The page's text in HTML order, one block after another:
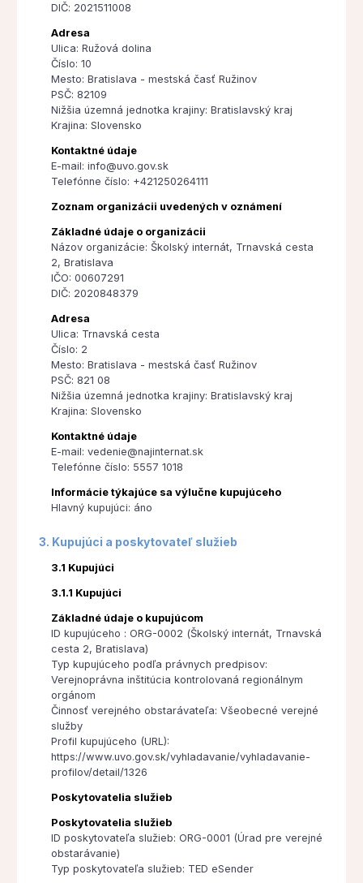
DIČ: 2021511008
Adresa
Ulica: Ružová dolina
Číslo: 10
Mesto: Bratislava - mestská časť Ružinov
PSČ: 82109
Nižšia územná jednotka krajiny: Bratislavský kraj
Krajina: Slovensko
Kontaktné údaje
E-mail: info@uvo.gov.sk
Telefónne číslo: +421250264111
Zoznam organizácii uvedených v oznámení
Základné údaje o organizácii
Názov organizácie: Školský internát, Trnavská cesta
2, Bratislava
IČO: 00607291
DIČ: 2020848379
Adresa
Ulica: Trnavská cesta
Číslo: 2
Mesto: Bratislava - mestská časť Ružinov
PSČ: 821 08
Nižšia územná jednotka krajiny: Bratislavský kraj
Krajina: Slovensko
Kontaktné údaje
E-mail: vedenie@najinternat.sk
Telefónne číslo: 5557 1018
Informácie týkajúce sa výlučne kupujúceho
Hlavný kupujúci: áno
3. Kupujúci a poskytovateľ služieb
3.1 Kupujúci
3.1.1 Kupujúci
Základné údaje o kupujúcom
ID kupujúceho : ORG-0002 (Školský internát, Trnavská
cesta 2, Bratislava)
Typ kupujúceho podľa právnych predpisov:
Verejnoprávna inštitúcia kontrolovaná regionálnym
orgánom
Činnosť verejného obstarávateľa: Všeobecné verejné
služby
Profil kupujúceho (URL):
https://www.uvo.gov.sk/vyhladavanie/vyhladavanie-
profilov/detail/1326
Poskytovatelia služieb
Poskytovatelia služieb
ID poskytovateľa služieb: ORG-0001 (Úrad pre verejné
obstarávanie)
Typ poskytovateľa služieb: TED eSender